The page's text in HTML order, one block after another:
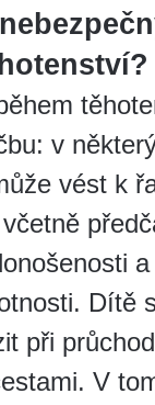
v
vést k
Dítě
při
V